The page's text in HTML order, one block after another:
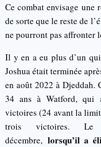
Ce combat envisage une
de sorte que le reste de
ne pourront pas affronter
Il y en a eu plus d’un
Joshua était terminée
en août 2022 à Djeddah.
34 ans à Watford, qui
victoires (24 avant la
trois victoires.
décembre,lorsqu’il a